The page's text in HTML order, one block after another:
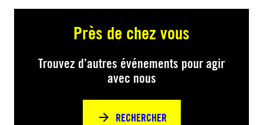
Près de chez vous
Trouvez d’autres événements pour agir
avec nous
RECHERCHER